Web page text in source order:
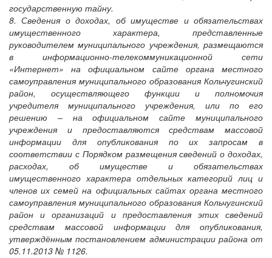
государственную тайну.
8. Сведения о доходах, об имуществе и обязательствах
имущественного характера, представленные
руководителем муниципального учреждения, размещаются
в информационно-телекоммуникационной сети
«Интернет» на официальном сайте органа местного
самоуправления муниципального образования Кольчугинский
район, осуществляющего функции и полномочия
учредителя муниципального учреждения, или по его
решению – на официальном сайте муниципального
учреждения и предоставляются средствам массовой
информации для опубликования по их запросам в
соответствии с Порядком размещения сведений о доходах,
расходах, об имуществе и обязательствах
имущественного характера отдельных категорий лиц и
членов их семей на официальных сайтах органа местного
самоуправления муниципального образования Кольчугинский
район и организаций и предоставления этих сведений
средствам массовой информации для опубликования,
утверждённым постановлением администрации района от
05.11.2013 № 1126.